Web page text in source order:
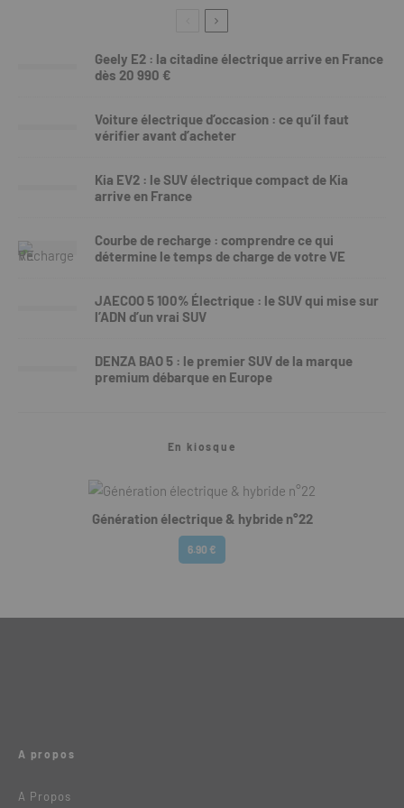
Geely E2 : la citadine électrique arrive en France
dès 20 990 €
Voiture électrique d’occasion : ce qu’il faut
vérifier avant d’acheter
Kia EV2 : le SUV électrique compact de Kia
arrive en France
Courbe de recharge : comprendre ce qui
détermine le temps de charge de votre VE
JAECOO 5 100% Électrique : le SUV qui mise sur
l’ADN d’un vrai SUV
DENZA BAO 5 : le premier SUV de la marque
premium débarque en Europe
En kiosque
Génération électrique & hybride n°22
6.90 €
A propos
A Propos